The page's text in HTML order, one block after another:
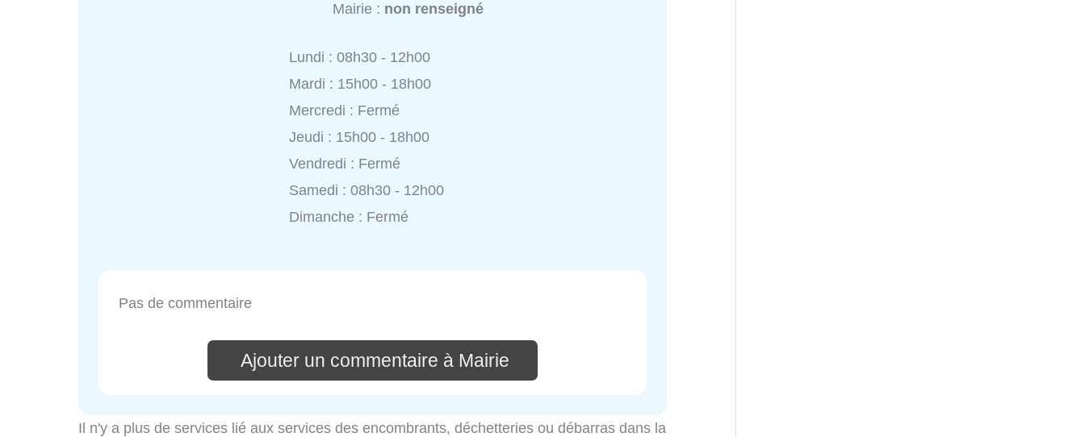
Mairie : non renseigné
Lundi : 08h30 - 12h00
Mardi : 15h00 - 18h00
Mercredi : Fermé
Jeudi : 15h00 - 18h00
Vendredi : Fermé
Samedi : 08h30 - 12h00
Dimanche : Fermé
Pas de commentaire
Ajouter un commentaire à Mairie
Il n'y a plus de services lié aux services des encombrants, déchetteries ou débarras dans la